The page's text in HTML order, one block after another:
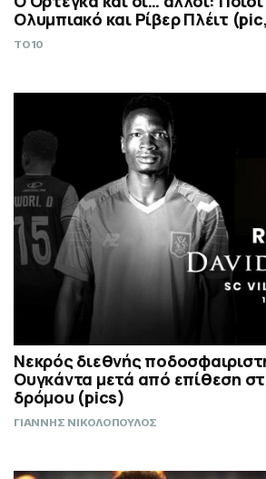
Ολυμπιακό και Ρίβερ Πλέιτ
TO10
Νεκρός διεθνής
Ουγκάντα μετά από επίθεση
δρόμου (pics)
ΓΙΑΝΝΗΣ ΝΙΚΟΛΟΠΟΥΛΟΣ